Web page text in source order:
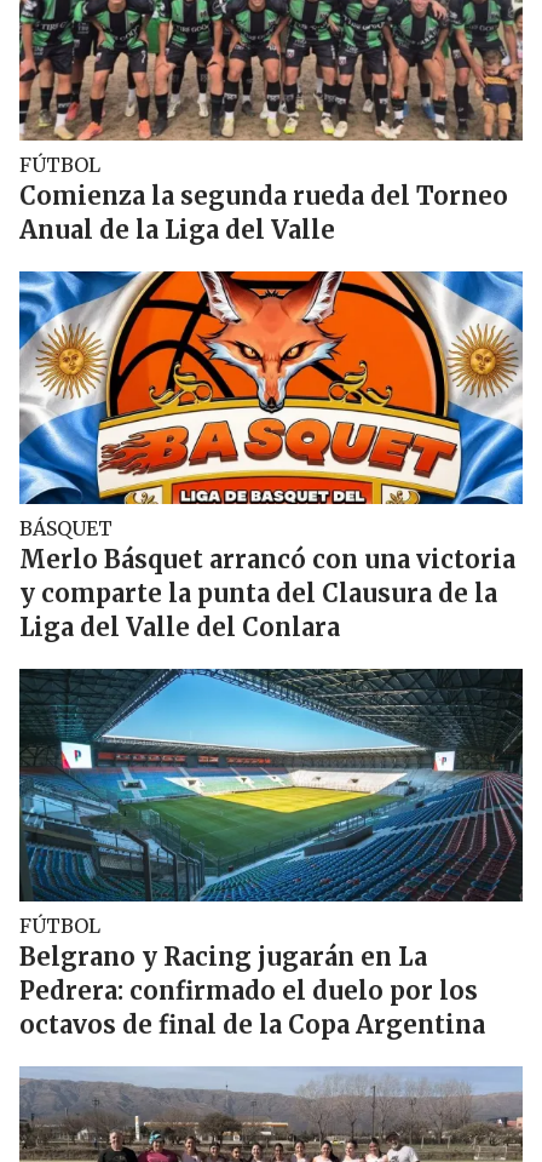
FÚTBOL
Comienza la segunda rueda del Torneo
Anual de la Liga del Valle
BÁSQUET
Merlo Básquet arrancó con una victoria
y comparte la punta del Clausura de la
Liga del Valle del Conlara
FÚTBOL
Belgrano y Racing jugarán en La
Pedrera: confirmado el duelo por los
octavos de final de la Copa Argentina